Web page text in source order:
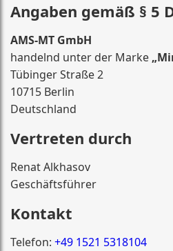
Angaben gemäß § 5
AMS-MT GmbH
handelnd unter der Marke
Tübinger Straße 2
10715 Berlin
Deutschland
Vertreten durch
Renat Alkhasov
Geschäftsführer
Kontakt
Telefon: +49 1521 5318104